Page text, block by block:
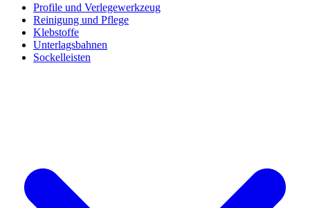
Profile und Verlegewerkzeug
Reinigung und Pflege
Klebstoffe
Unterlagsbahnen
Sockelleisten